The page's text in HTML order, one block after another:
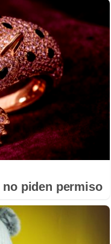
no piden permiso